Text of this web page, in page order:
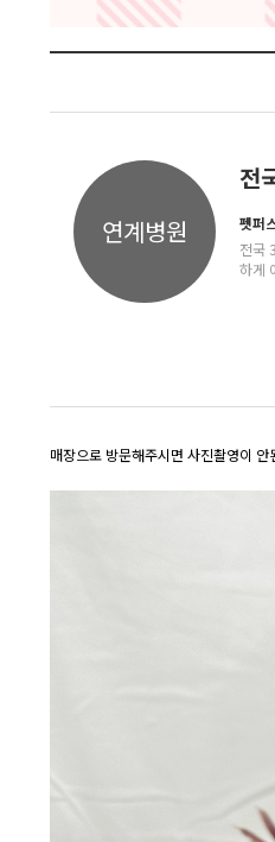
연계병원
전
펫퍼
전국
하게
매장으로 방문해주시면 사진촬영이